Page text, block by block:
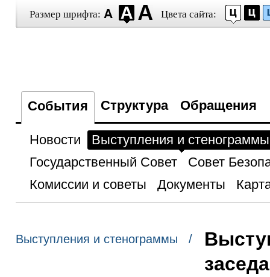
Размер шрифта: Цвета сайта:
События Структура Обращения
Новости
Выступления и стенограммы
Государственный Совет
Совет
Комиссии и советы
Документы
Выступления и стенограммы /